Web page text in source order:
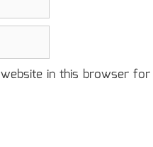
in this browser for